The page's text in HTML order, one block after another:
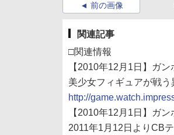
前の画像
関連記事
□関連情報
【2010年12月1日】ガ
美少女フィギュアが戦う
http://
【2010年12月1日】ガ
2011年1月12日よりCB